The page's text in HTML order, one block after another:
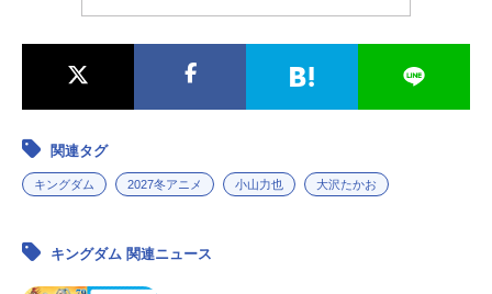
関連タグ
キングダム 2027冬アニメ 小山力也 大沢たかお
キングダム 関連ニュース